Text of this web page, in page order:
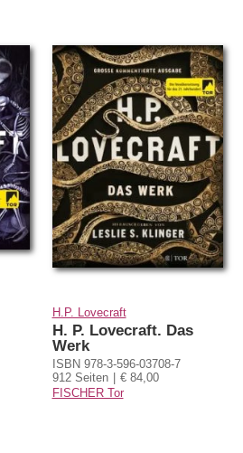
H.P. Lovecraft
H. P. Lovecraft. Das
Werk
ISBN 978-3-596-03708-7
912 Seiten
€ 84,00
FISCHER Tor